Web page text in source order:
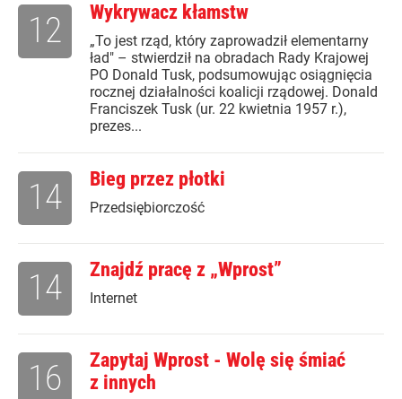
Wykrywacz kłamstw
„To jest rząd, który zaprowadził elementarny
ład" – stwierdził na obradach Rady Krajowej
PO Donald Tusk, podsumowując osiągnięcia
rocznej działalności koalicji rządowej. Donald
Franciszek Tusk (ur. 22 kwietnia 1957 r.),
prezes...
12
Bieg przez płotki
Przedsiębiorczość
14
Znajdź pracę z „Wprost”
Internet
14
Zapytaj Wprost - Wolę się śmiać
z innych
16